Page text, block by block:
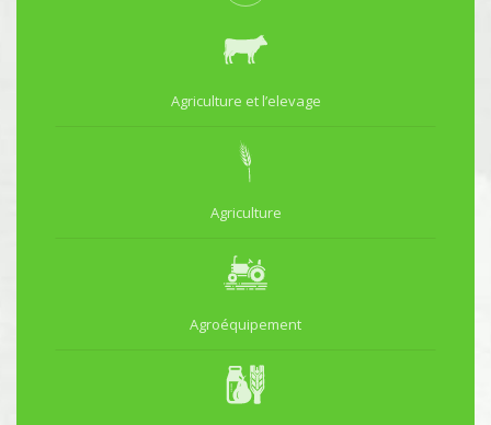
Agriculture et l’elevage
Agriculture
Agroéquipement